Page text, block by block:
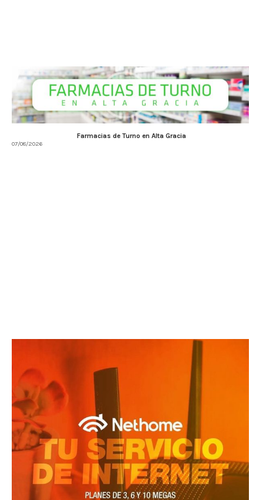
Farmacias de Turno en Alta Gracia
07/08/2026